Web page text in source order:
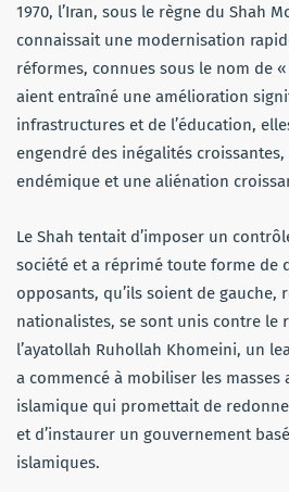
1970, l’Iran, sous le règne du Shah
connaissait une modernisation
réformes, connues sous le nom de
aient entraîné une amélioration
infrastructures et de l’éducation,
engendré des inégalités
endémique et une aliénation
Le Shah tentait d’imposer un
société et a réprimé toute forme de
opposants, qu’ils soient de gauche,
nationalistes, se sont unis contre le
l’ayatollah Ruhollah Khomeini, un
a commencé à mobiliser les masses
islamique qui promettait de
et d’instaurer un gouvernement
islamiques.